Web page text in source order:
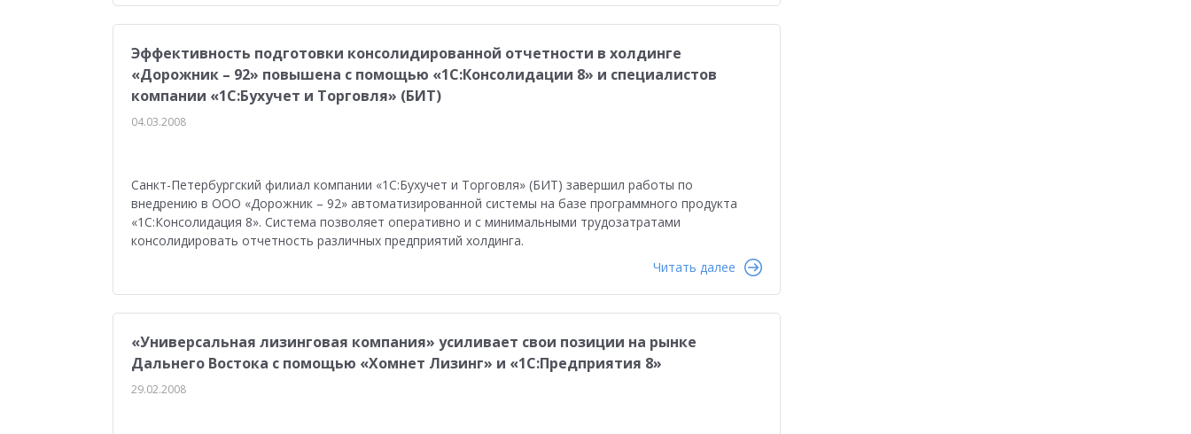
Эффективность подготовки консолидированной отчетности в холдинге
«Дорожник – 92» повышена с помощью «1С:Консолидации 8» и специалистов
компании «1С:Бухучет и Торговля» (БИТ)
04.03.2008
Санкт-Петербургский филиал компании «1С:Бухучет и Торговля» (БИТ) завершил работы по
внедрению в ООО «Дорожник – 92» автоматизированной системы на базе программного продукта
«1С:Консолидация 8». Система позволяет оперативно и с минимальными трудозатратами
консолидировать отчетность различных предприятий холдинга.
Читать далее
«Универсальная лизинговая компания» усиливает свои позиции на рынке
Дальнего Востока с помощью «Хомнет Лизинг» и «1С:Предприятия 8»
29.02.2008